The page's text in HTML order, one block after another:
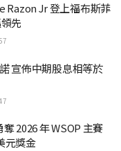
Razon Jr 登上福布斯菲
先
宣佈中期股息相等於
2026 年 WSOP 主賽
元獎金